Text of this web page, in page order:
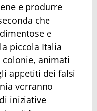
e produrre
che
e
piccola Italia
animati
appetiti dei falsi
vorranno
iniziative